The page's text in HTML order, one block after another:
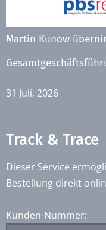
Martin Kunow
31 Juli, 2026
Track & Trace
Dieser Service
Bestellung direkt
Kunden-Nummer: